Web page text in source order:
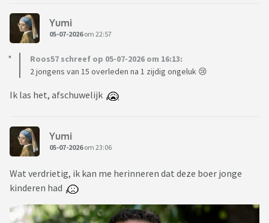
Yumi
05-07-2026om 22:57
Roos57 schreef op 05-07-2026 om 16:13:
2 jongens van 15 overleden na 1 zijdig ongeluk 😢
Ik las het, afschuwelijk
Yumi
05-07-2026om 23:06
Wat verdrietig, ik kan me herinneren dat deze boer jonge
kinderen had